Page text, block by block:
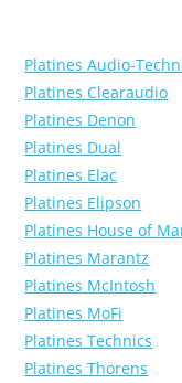
Platines Audio-
Platines Clearaudio
Platines Denon
Platines Dual
Platines Elac
Platines Elipson
Platines House of
Platines Marantz
Platines McIntosh
Platines MoFi
Platines Technics
Platines Thorens